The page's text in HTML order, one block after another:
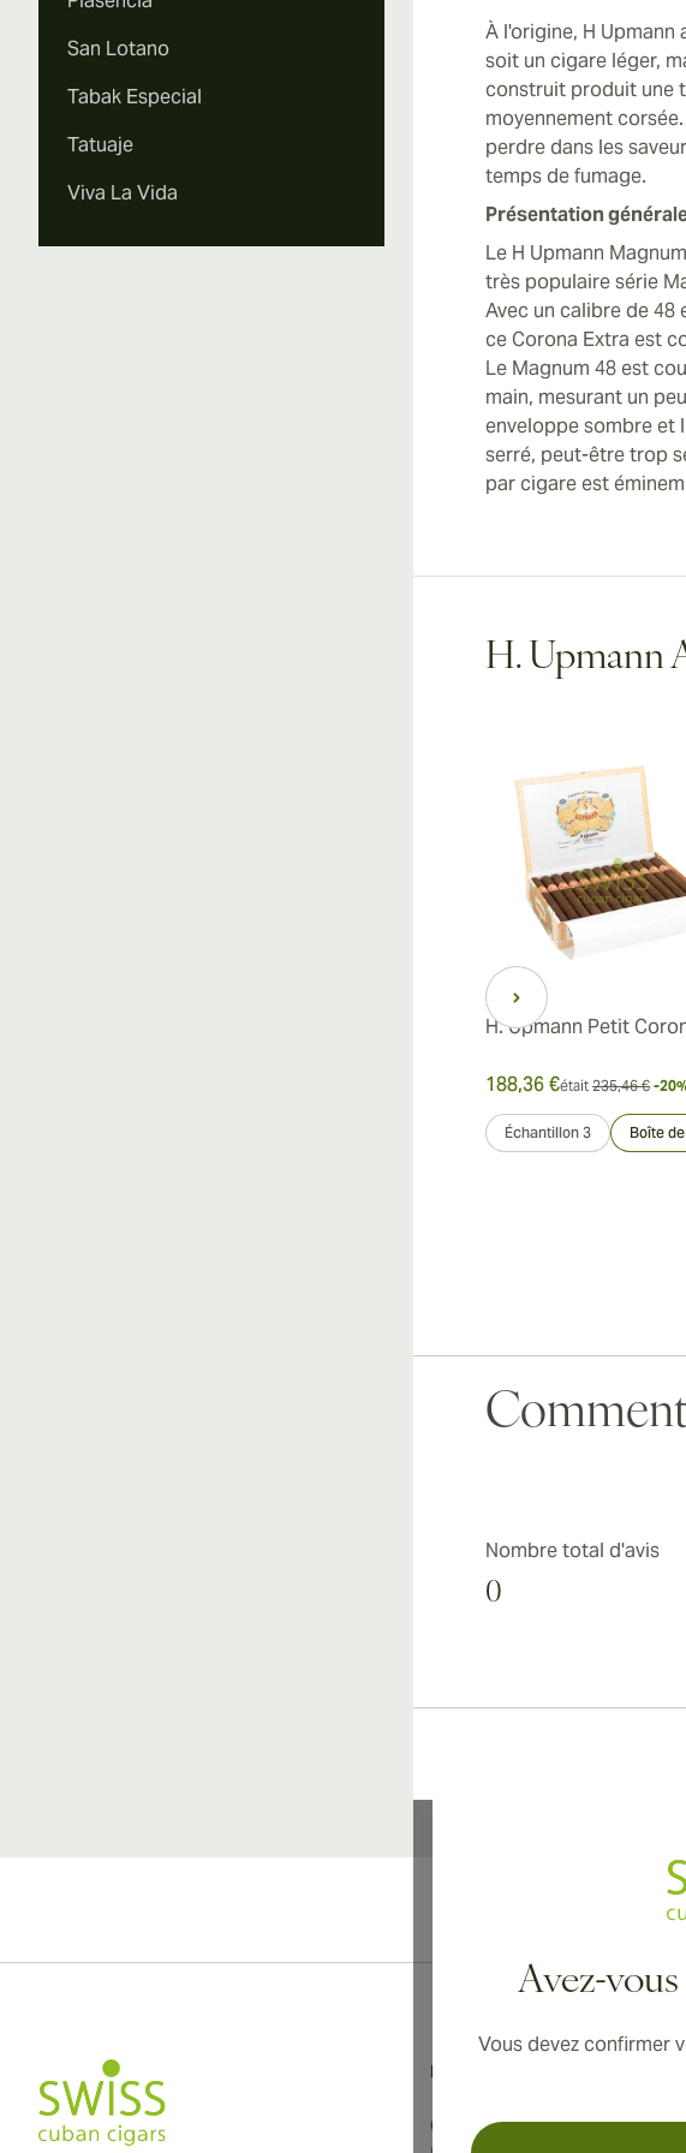
San Lotano
Tabak Especial
Tatuaje
Viva La Vida
À l'origine, H Upmann
soit un cigare léger,
construit produit une
moyennement
perdre dans les
temps de fumage.
Présentation
Le H Upmann
très populaire série
Avec un calibre de 48
ce Corona Extra est
Le Magnum 48 est
main, mesurant un
enveloppe sombre et
serré, peut-être trop
par cigare est
H. Upmann
H. Upmann Petit
188,36 €était 235,46 € -
Échantillon 3 Boîte
Nombre total d'avis
0
Avez-vous
Vous devez confirmer
Livraison
Informations
Conditions d'utilisation